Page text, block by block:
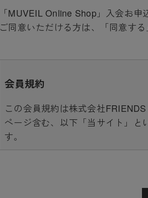
「MUVEIL Online Shop」入会お
ご同意いただける方は、「同意す
会員規約
この会員規約は株式会社
ページ含む、以下「当サイト」と
す。
ート範囲外となる為、各リンク